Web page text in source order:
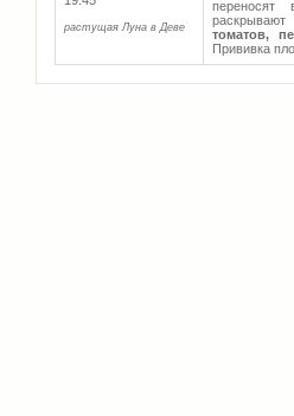
растущая Луна в Деве
переносят
томатов,
Прививка